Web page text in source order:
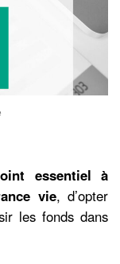
essentiel à
vie, d’opter
les fonds dans